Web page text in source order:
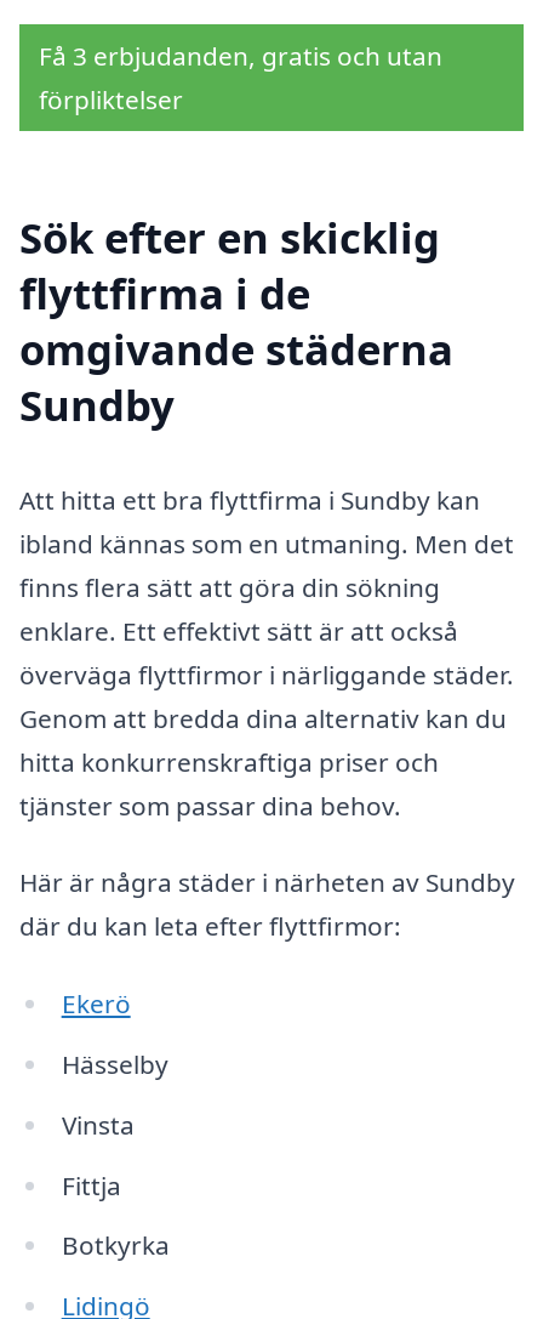
Få 3 erbjudanden, gratis och utan
förpliktelser
Sök efter en skicklig
flyttfirma i de
omgivande städerna
Sundby
Att hitta ett bra flyttfirma i Sundby kan
ibland kännas som en utmaning. Men det
finns flera sätt att göra din sökning
enklare. Ett effektivt sätt är att också
överväga flyttfirmor i närliggande städer.
Genom att bredda dina alternativ kan du
hitta konkurrenskraftiga priser och
tjänster som passar dina behov.
Här är några städer i närheten av Sundby
där du kan leta efter flyttfirmor:
Ekerö
Hässelby
Vinsta
Fittja
Botkyrka
Lidingö